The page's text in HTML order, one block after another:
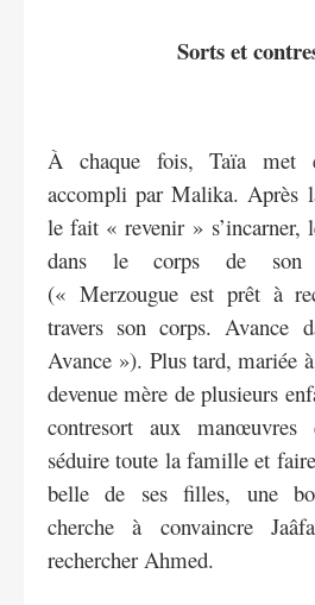
Sorts et
À chaque fois, Taïa met
accompli par Malika. Après
le fait « revenir » s’incarner,
dans le corps de son
(« Merzougue est prêt à
travers son corps. Avance
Avance »). Plus tard, mariée
devenue mère de plusieurs
contresort aux
séduire toute la famille et
belle de ses filles, une
cherche à convaincre
rechercher Ahmed.